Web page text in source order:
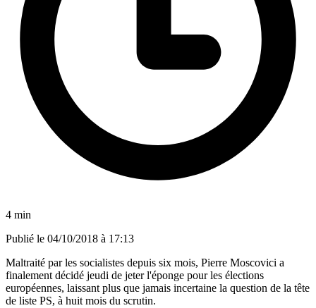
4 min
Publié le 04/10/2018 à 17:13
Maltraité par les socialistes depuis six mois, Pierre Moscovici a
finalement décidé jeudi de jeter l'éponge pour les élections
européennes, laissant plus que jamais incertaine la question de la tête
de liste PS, à huit mois du scrutin.